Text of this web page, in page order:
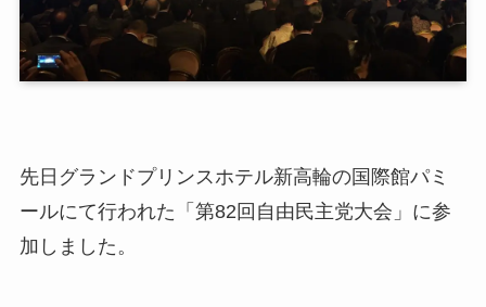
先日グランドプリンスホテル新高輪の国際館パミ
ールにて行われた「第82回自由民主党大会」に参
加しました。